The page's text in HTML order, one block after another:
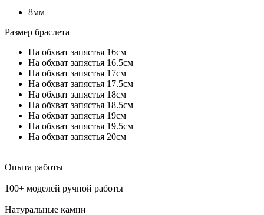
8мм
Размер браслета
На обхват запястья 16см
На обхват запястья 16.5см
На обхват запястья 17см
На обхват запястья 17.5см
На обхват запястья 18см
На обхват запястья 18.5см
На обхват запястья 19см
На обхват запястья 19.5см
На обхват запястья 20см
Опыта работы
100+ моделей ручной работы
Натуральные камни